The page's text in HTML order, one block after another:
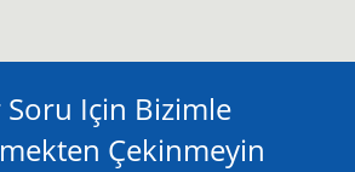
Için Bizimle
Çekinmeyin